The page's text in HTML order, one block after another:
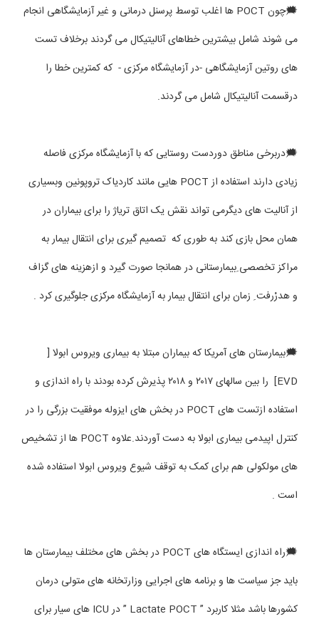
🗯چون POCT ها اغلب توسط پرسنل درمانی و غیر آزمایشگاهی انجام
می شوند شامل بیشترین خطاهای آنالیتیکال می گردند برخلاف تست
های روتین آزمایشگاهی -در آزمایشگاه مرکزی - که کمترین خطا را
درقسمت آنالیتیکال شامل می گردند.
🗯دربرخی مناطق دوردست روستایی که با آزمایشگاه مرکزی فاصله
زیادی دارند استفاده از POCT هایی مانند کاردیاک تروپونین وبسیاری
از آنالیت های دیگرمی تواند نقش یک اتاق تریاژ را برای بیماران در
همان محل بازی کند به طوری که تصمیم گیری برای انتقال بیمار به
مراکز تخصصی ِبیمارستانی در همانجا صورت گیرد و ازهزینه های گزاف
و هدرْرفت ِ زمان برای انتقال بیمار به آزمایشگاه مرکزی جلوگیری کرد .
🗯بیمارستان های آمریکا که بیماران مبتلا به بیماری ویروس ابولا [
EVD] را بین سالهای ۲۰۱۷ و ۲۰۱۸ پذیرش کرده بودند با راه اندازی و
استفاده ازتست های POCT در بخش های ایزوله موفقیت بزرگی را در
کنترل اپیدمی بیماری ابولا به دست آوردند.علاوه POCT ها از تشخیص
های مولکولی هم برای کمک به توقف شیوع ویروس ابولا استفاده شده
است .
🗯راه اندازی ایستگاه های POCT در بخش های مختلف بیمارستان ها
باید جز سیاست ها و برنامه های اجرایی وزارتخانه های متولی درمان
کشورها باشد مثلا کاربرد ” Lactate POCT ” در ICU های سیار برای